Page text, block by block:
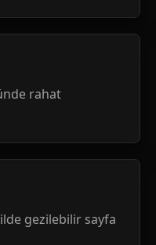
rahat
gezilebilir sayfa